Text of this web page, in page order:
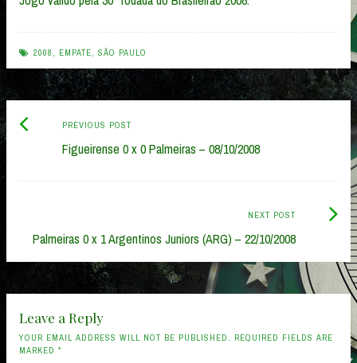
2008 EMPATE SÃO PAULO
Post
navigation
PREVIOUS POSTPrevious
post:
Figueirense 0 x 0 Palmeiras – 08/10/2008
NEXT POST
Palmeiras 0 x 1 Argentinos Juniors (ARG) – 22/10/2008
Next
Leave a Reply
YOUR EMAIL ADDRESS WILL NOT BE PUBLISHED. REQUIRED FIELDS ARE
MARKED *